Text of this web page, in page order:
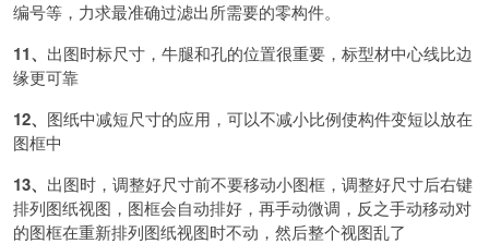
编号等，力求最准确过滤出所需要的零构件。
11、 出图时标尺寸，牛腿和孔的位置很重要，标型材中心线比边
缘更可靠
12、 图纸中减短尺寸的应用，可以不减小比例使构件变短以放在
图框中
13、 出图时，调整好尺寸前不要移动小图框，调整好尺寸后右键
排列图纸视图，图框会自动排好，再手动微调，反之手动移动对
的图框在重新排列图纸视图时不动，然后整个视图乱了